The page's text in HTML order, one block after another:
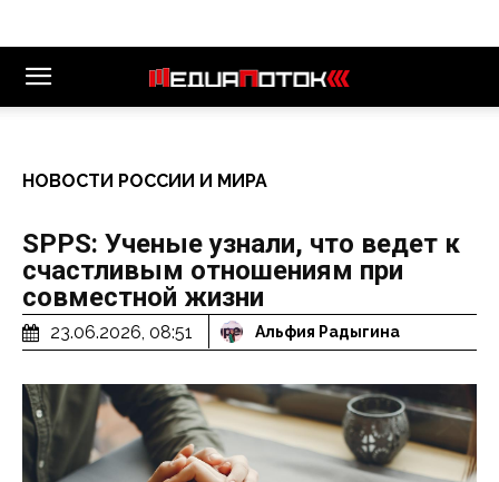
НОВОСТИ РОССИИ И МИРА
SPPS: Ученые узнали, что ведет к
счастливым отношениям при
совместной жизни
23.06.2026, 08:51 Альфия Радыгина